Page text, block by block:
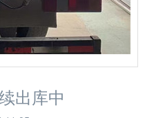
出库中